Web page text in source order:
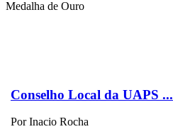
Medalha de Ouro
Conselho Local da UAPS ...
Por Inacio Rocha